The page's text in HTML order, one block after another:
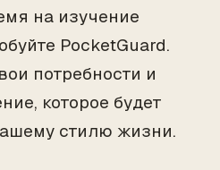
на изучение
PocketGuard.
потребности и
которое будет
стилю жизни.